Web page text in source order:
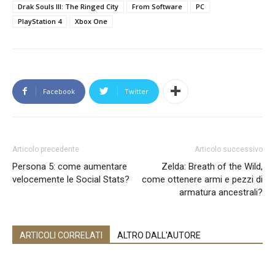
Drak Souls III: The Ringed City
From Software
PC
PlayStation 4
Xbox One
Facebook Twitter
Articolo precedente
Persona 5: come aumentare
velocemente le Social Stats?
Articolo successivo
Zelda: Breath of the Wild,
come ottenere armi e pezzi di
armatura ancestrali?
ARTICOLI CORRELATI ALTRO DALL'AUTORE